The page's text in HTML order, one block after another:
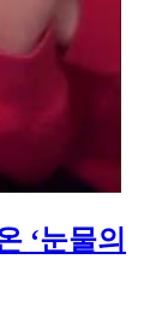
‘눈물의